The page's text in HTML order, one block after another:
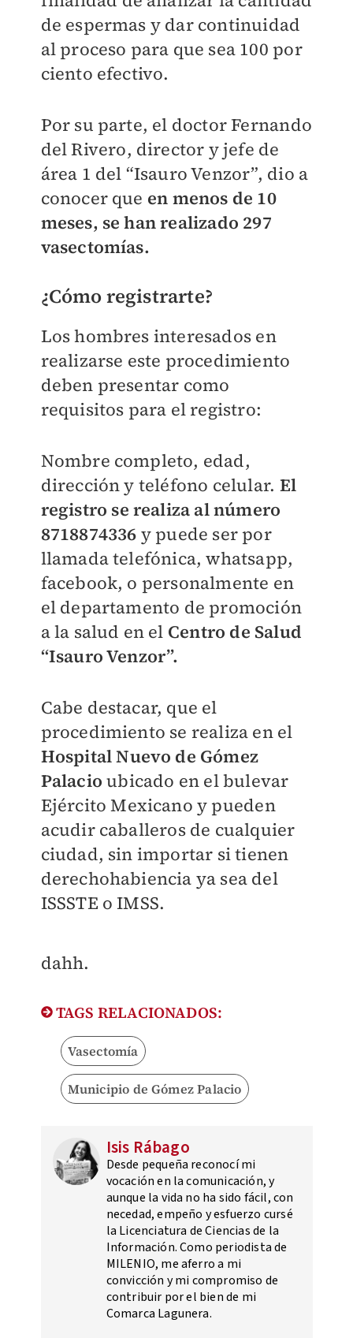
de espermas y dar continuidad
al proceso para que sea 100 por
ciento efectivo.
Por su parte, el doctor Fernando
del Rivero, director y jefe de
área 1 del “Isauro Venzor”, dio a
conocer que en menos de 10
meses, se han realizado 297
vasectomías.
¿Cómo registrarte?
Los hombres interesados en
realizarse este procedimiento
deben presentar como
requisitos para el registro:
Nombre completo, edad,
dirección y teléfono celular. El
registro se realiza al número
8718874336 y puede ser por
llamada telefónica, whatsapp,
facebook, o personalmente en
el departamento de promoción
a la salud en el Centro de Salud
“Isauro Venzor”.
Cabe destacar, que el
procedimiento se realiza en el
Hospital Nuevo de Gómez
Palacioubicado en el bulevar
Ejército Mexicano y pueden
acudir caballeros de cualquier
ciudad, sin importar si tienen
derechohabiencia ya sea del
ISSSTE o IMSS.
dahh.
TAGS RELACIONADOS:
Vasectomía
Municipio de Gómez Palacio
Isis Rábago
Desde pequeña reconocí mi
vocación en la comunicación, y
aunque la vida no ha sido fácil, con
necedad, empeño y esfuerzo cursé
la Licenciatura de Ciencias de la
Información. Como periodista de
MILENIO, me aferro a mi
convicción y mi compromiso de
contribuir por el bien de mi
Comarca Lagunera.